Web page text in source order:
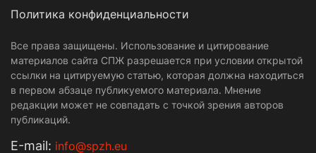
Политика конфиденциальности
Все права защищены. Использование и цитирование
материалов сайта СПЖ разрешается при условии открытой
ссылки на цитируемую статью, которая должна находиться
в первом абзаце публикуемого материала. Мнение
редакции может не совпадать с точкой зрения авторов
публикаций.
Е-mail: info@spzh.eu